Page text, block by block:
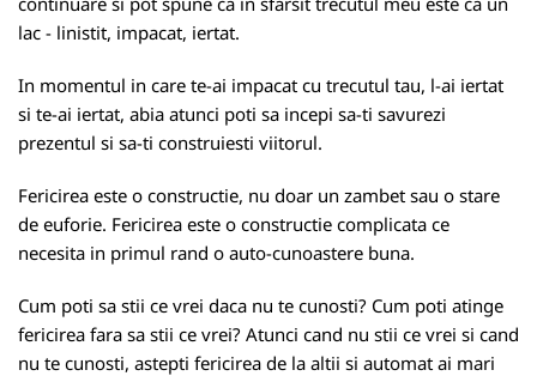
lac - linistit, impacat, iertat.
In momentul in care te-ai impacat cu trecutul tau, l-ai iertat
si te-ai iertat, abia atunci poti sa incepi sa-ti savurezi
prezentul si sa-ti construiesti viitorul.
Fericirea este o constructie, nu doar un zambet sau o stare
de euforie. Fericirea este o constructie complicata ce
necesita in primul rand o auto-cunoastere buna.
Cum poti sa stii ce vrei daca nu te cunosti? Cum poti atinge
fericirea fara sa stii ce vrei? Atunci cand nu stii ce vrei si cand
nu te cunosti, astepti fericirea de la altii si automat ai mari